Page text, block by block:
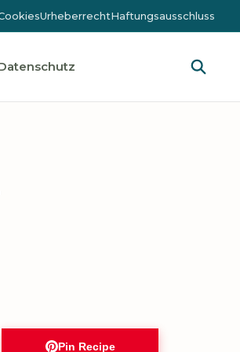
UrheberrechtHaftungsausschluss
Pin Recipe